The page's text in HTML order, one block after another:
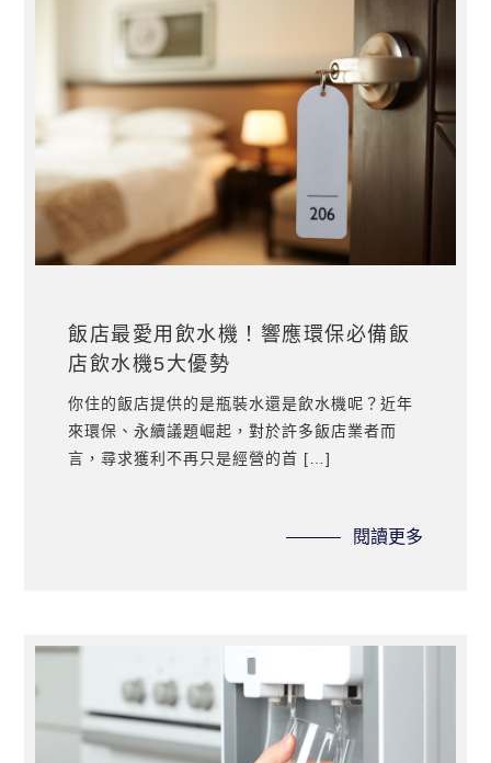
飯店最愛用飲水機！響應環保必備飯
店飲水機5大優勢
你住的飯店提供的是瓶裝水還是飲水機呢？近年
來環保、永續議題崛起，對於許多飯店業者而
言，尋求獲利不再只是經營的首 […]
閱讀更多